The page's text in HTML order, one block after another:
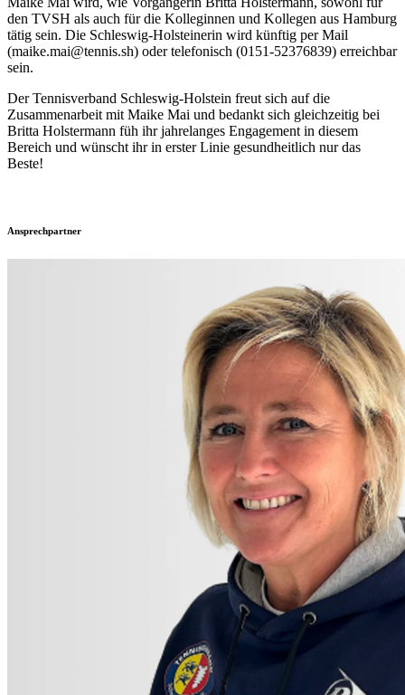
den TVSH als auch für die Kolleginnen und Kollegen aus Hamburg
tätig sein. Die Schleswig-Holsteinerin wird künftig per Mail
(maike.mai@tennis.sh) oder telefonisch (0151-52376839) erreichbar
sein.
Der Tennisverband Schleswig-Holstein freut sich auf die
Zusammenarbeit mit Maike Mai und bedankt sich gleichzeitig bei
Britta Holstermann füh ihr jahrelanges Engagement in diesem
Bereich und wünscht ihr in erster Linie gesundheitlich nur das
Beste!
Ansprechpartner